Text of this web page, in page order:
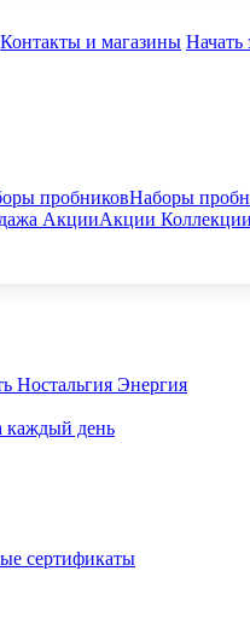
Контакты и магазины Начать
пробниковНаборы
АкцииАкции
Ностальгия Энергия
каждый день
сертификаты